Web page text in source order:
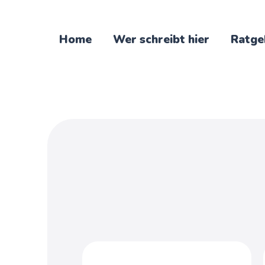
Home Wer schreibt hier